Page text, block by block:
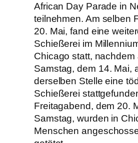
African Day Parade in
teilnehmen. Am selben
20. Mai, fand eine
Schießerei im
Chicago statt, nachdem
Samstag, dem 14. Mai,
derselben Stelle eine
Schießerei
Freitagabend, dem 20.
Samstag, wurden in
Menschen